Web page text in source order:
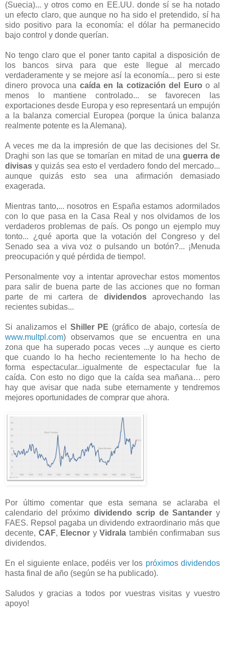
(Suecia)... y otros como en EE.UU. donde sí se ha notado
un efecto claro, que aunque no ha sido el pretendido, sí ha
sido positivo para la economía: el dólar ha permanecido
bajo control y donde querían.
No tengo claro que el poner tanto capital a disposición de
los bancos sirva para que este llegue al mercado
verdaderamente y se mejore así la economía... pero si este
dinero provoca una caída en la cotización del Euro o al
menos lo mantiene controlado... se favorecen las
exportaciones desde Europa y eso representará un empujón
a la balanza comercial Europea (porque la única balanza
realmente potente es la Alemana).
A veces me da la impresión de que las decisiones del Sr.
Draghi son las que se tomarían en mitad de una guerra de
divisas y quizás sea esto el verdadero fondo del mercado...
aunque quizás esto sea una afirmación demasiado
exagerada.
Mientras tanto,... nosotros en España estamos adormilados
con lo que pasa en la Casa Real y nos olvidamos de los
verdaderos problemas de país. Os pongo un ejemplo muy
tonto... ¿qué aporta que la votación del Congreso y del
Senado sea a viva voz o pulsando un botón?... ¡Menuda
preocupación y qué pérdida de tiempo!.
Personalmente voy a intentar aprovechar estos momentos
para salir de buena parte de las acciones que no forman
parte de mi cartera de dividendosaprovechando las
recientes subidas...
Si analizamos el Shiller PE (gráfico de abajo, cortesía de
www.multpl.com) observamos que se encuentra en una
zona que ha superado pocas veces ...y aunque es cierto
que cuando lo ha hecho recientemente lo ha hecho de
forma espectacular...igualmente de espectacular fue la
caída. Con esto no digo que la caída sea mañana… pero
hay que avisar que nada sube eternamente y tendremos
mejores oportunidades de comprar que ahora.
Por último comentar que esta semana se aclaraba el
calendario del próximodividendo scrip de Santander y
FAES. Repsol pagaba un dividendo extraordinario más que
decente, CAF, Elecnor yVidrala también confirmaban sus
dividendos.
En el siguiente enlace, podéis ver los próximos dividendos
hasta final de año (según se ha publicado).
Saludos y gracias a todos por vuestras visitas y vuestro
apoyo!